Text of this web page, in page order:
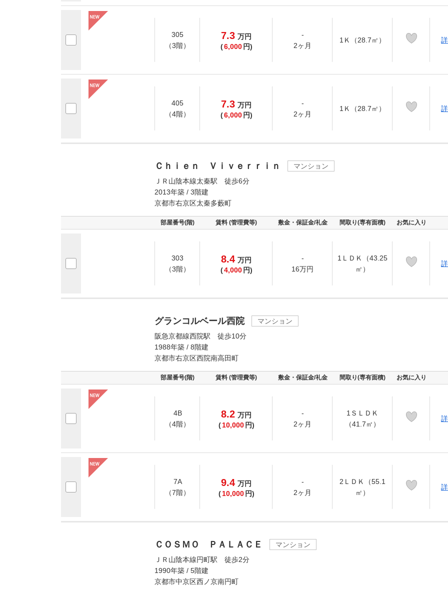
305
（3階）
7.3 万円
(6,000 円)
-
2ヶ月
1Ｋ（28.7㎡）
405
（4階）
7.3 万円
(6,000 円)
-
2ヶ月
1Ｋ（28.7㎡）
Ｃｈｉｅｎ Ｖｉｖｅｒｒｉｎ
マンション
ＪＲ山陰本線太秦駅 徒歩6分
2013年築 / 3階建
京都市右京区太秦多藪町
部屋番号(階) 賃料 (管理費等) 敷金・保証金/礼金 間取り(専有面積) お気に入り
303
（3階）
8.4 万円
(4,000 円)
-
16万円
1ＬＤＫ（43.25
㎡）
グランコルベール西院
マンション
阪急京都線西院駅 徒歩10分
1988年築 / 8階建
京都市右京区西院南高田町
部屋番号(階) 賃料 (管理費等) 敷金・保証金/礼金 間取り(専有面積) お気に入り
4B
（4階）
8.2 万円
( 10,000 円)
-
2ヶ月
1ＳＬＤＫ
（41.7㎡）
7A
（7階）
9.4 万円
( 10,000 円)
-
2ヶ月
2ＬＤＫ（55.1
㎡）
ＣＯＳＭＯ ＰＡＬＡＣＥ
マンション
ＪＲ山陰本線円町駅 徒歩2分
1990年築 / 5階建
京都市中京区西ノ京南円町